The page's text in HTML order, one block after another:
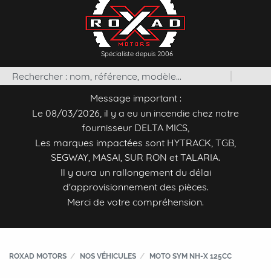
Spécialiste depuis 2006
Message important :
Le 08/03/2026, il y a eu un incendie chez notre
fournisseur DELTA MICS,
Les marques impactées sont HYTRACK, TGB,
SEGWAY, MASAI, SUR RON et TALARIA.
Il y aura un rallongement du délai
d'approvisionnement des pièces.
Merci de votre compréhension.
ROXAD MOTORS NOS VÉHICULES MOTO SYM NH-X 125CC